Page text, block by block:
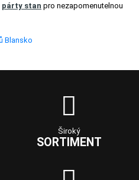
párty stan pro nezapomenutelnou
Široký
SORTIMENT